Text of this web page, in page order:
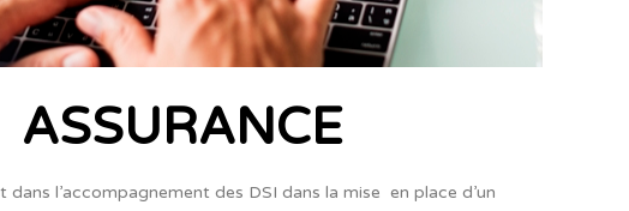
ASSURANCE
dans l’accompagnement des DSI dans la mise en place d’un